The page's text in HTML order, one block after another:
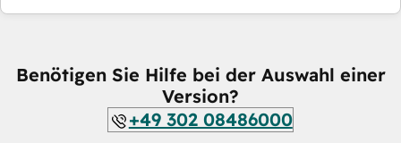
Benötigen Sie Hilfe bei der Auswahl einer
Version?
+49 302 08486000